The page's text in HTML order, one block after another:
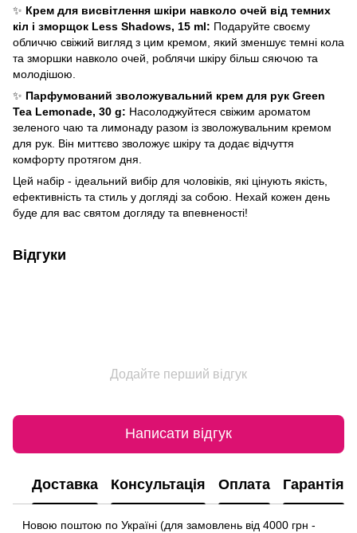
✨ Крем для висвітлення шкіри навколо очей від темних
кіл і зморщок Less Shadows, 15 ml: Подаруйте своєму
обличчю свіжий вигляд з цим кремом, який зменшує темні кола
та зморшки навколо очей, роблячи шкіру більш сяючою та
молодішою.
✨ Парфумований зволожувальний крем для рук Green
Tea Lemonade, 30 g: Насолоджуйтеся свіжим ароматом
зеленого чаю та лимонаду разом із зволожувальним кремом
для рук. Він миттєво зволожує шкіру та додає відчуття
комфорту протягом дня.
Цей набір - ідеальний вибір для чоловіків, які цінують якість,
ефективність та стиль у догляді за собою. Нехай кожен день
буде для вас святом догляду та впевненості!
Відгуки
Додайте перший відгук
Написати відгук
Доставка Консультація Оплата Гарантія
Новою поштою по Україні (для замовлень від 4000 грн -